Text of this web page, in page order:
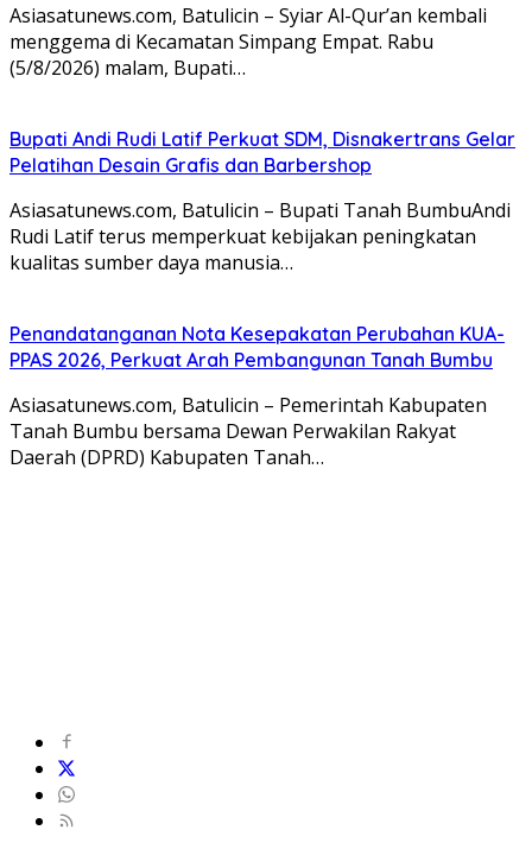
Asiasatunews.com, Batulicin – Syiar Al-Qur’an kembali
menggema di Kecamatan Simpang Empat. Rabu
(5/8/2026) malam, Bupati…
Bupati Andi Rudi Latif Perkuat SDM, Disnakertrans Gelar
Pelatihan Desain Grafis dan Barbershop
Asiasatunews.com, Batulicin – Bupati Tanah BumbuAndi
Rudi Latif terus memperkuat kebijakan peningkatan
kualitas sumber daya manusia…
Penandatanganan Nota Kesepakatan Perubahan KUA-
PPAS 2026, Perkuat Arah Pembangunan Tanah Bumbu
Asiasatunews.com, Batulicin – Pemerintah Kabupaten
Tanah Bumbu bersama Dewan Perwakilan Rakyat
Daerah (DPRD) Kabupaten Tanah…